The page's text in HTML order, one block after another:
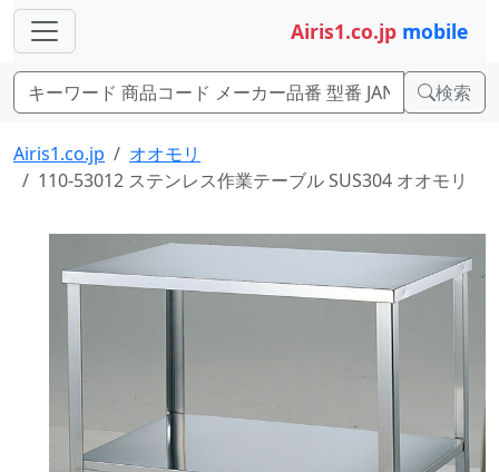
Airis1.co.jp mobile
検索
Airis1.co.jp
オオモリ
110-53012 ステンレス作業テーブル SUS304 オオモリ